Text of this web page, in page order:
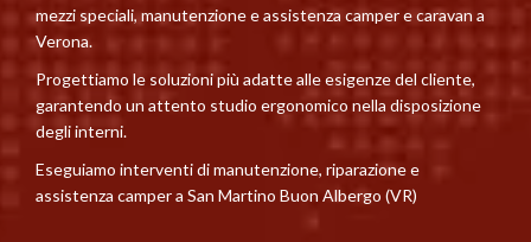
mezzi speciali, manutenzione e assistenza camper e caravan a
Verona.
Progettiamo le soluzioni più adatte alle esigenze del cliente,
garantendo un attento studio ergonomico nella disposizione
degli interni.
Eseguiamo interventi di manutenzione, riparazione e
assistenza camper a San Martino Buon Albergo (VR)